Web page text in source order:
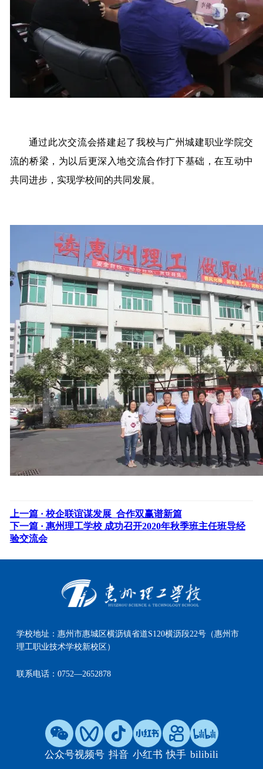
通过此次交流会搭建起了我校与广州城建职业学院交
流的桥梁，为以后更深入地交流合作打下基础，在互动中
共同进步，实现学校间的共同发展。
上一篇 · 校企联谊谋发展 合作双赢谱新篇
下一篇 · 惠州理工学校 成功召开2020年秋季班主任班导经
验交流会
学校地址：惠州市惠城区横沥镇省道S120横沥段22号（惠州市
理工职业技术学校新校区）
联系电话：0752—2652878
公众号视频号 抖音 小红书 快手 bilibili